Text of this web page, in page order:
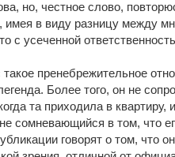
но, честное слово,
имея в виду разницу между
с усеченной
пренебрежительное
Более того, он не
та приходила в квартиру,
сомневающийся в том, что
говорят о том, что